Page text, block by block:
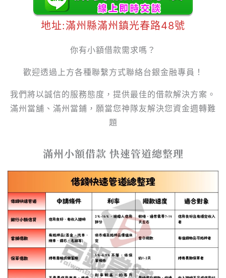
地址:滿州縣滿州鎮光春路48號
你有小額借款需求嗎？
歡迎透過上方各種聯繫方式聯絡台銀金融專員！
我們將以誠信的服務態度，提供最佳的借款解決方案。
滿州當舖、滿州當鋪，願當您神隊友解決您資金週轉難
題
滿州小額借款 快速管道總整理